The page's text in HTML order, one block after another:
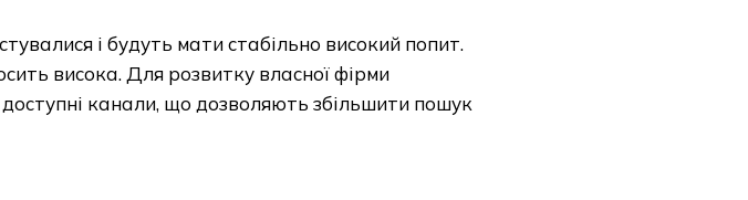
і будуть мати стабільно високий попит.
висока. Для розвитку власної фірми
доступні канали, що дозволяють збільшити пошук